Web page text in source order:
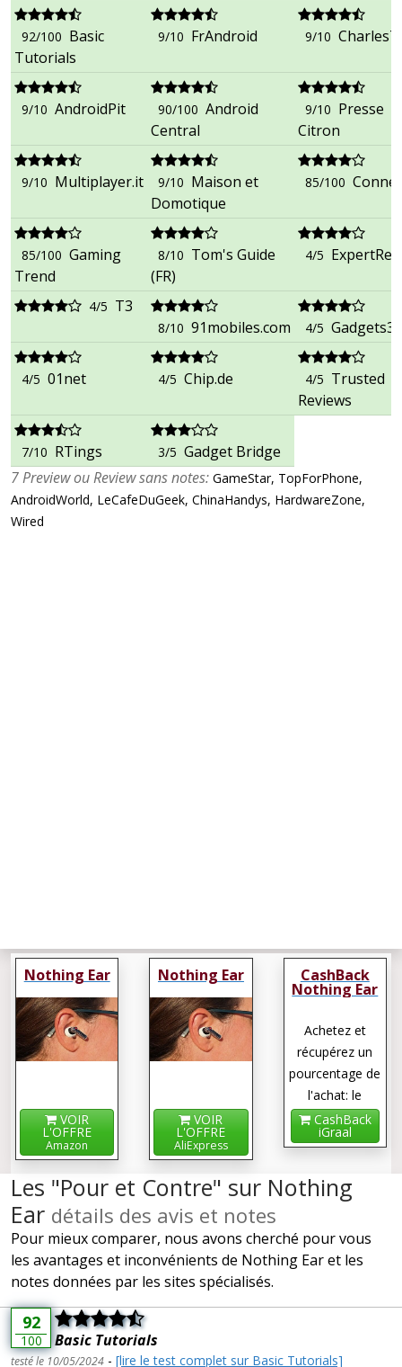
92/100 Basic
Tutorials
9/10 FrAndroid 9/10
9/10 AndroidPit 90/100 Android
Central
9/10 Presse
Citron
9/10 Multiplayer.it 9/10 Maison et
Domotique
85/100
85/100 Gaming
Trend
8/10 Tom's Guide
(FR)
4/5
4/5 T3
8/10 91mobiles.com 4/5
4/5 01net 4/5 Chip.de 4/5 Trusted
Reviews
7/10 RTings 3/5 Gadget Bridge
7 Preview ou Review sans notes: GameStar, TopForPhone,
AndroidWorld, LeCafeDuGeek, ChinaHandys, HardwareZone,
Wired
Nothing Ear
VOIR
L'OFFRE
Amazon
Nothing Ear
VOIR
L'OFFRE
AliExpress
CashBack
Nothing Ear
Achetez et
récupérez un
pourcentage de
l'achat: le
cashback !
CashBack
iGraal
Les "Pour et Contre" sur Nothing
Ear détails des avis et notes
Pour mieux comparer, nous avons cherché pour vous
les avantages et inconvénients de Nothing Ear et les
notes données par les sites spécialisés.
92
100 Basic Tutorials
testé le 10/05/2024 - [lire le test complet sur Basic Tutorials]